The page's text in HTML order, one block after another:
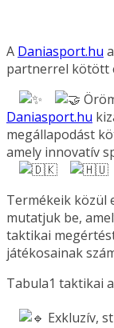
A Daniasport.hu a
partnerrel kötött
Daniasport.hu
megállapodást
amely innovatív
Termékeik közül
mutatjuk be,
taktikai
játékosainak
Tabula1 taktikai
Exkluzív,